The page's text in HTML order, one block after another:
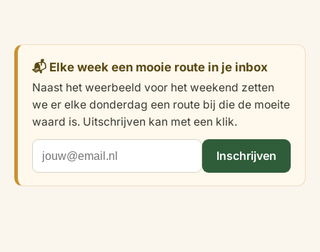
📬 Elke week een mooie route in je inbox
Naast het weerbeeld voor het weekend zetten
we er elke donderdag een route bij die de moeite
waard is. Uitschrijven kan met een klik.
Inschrijven